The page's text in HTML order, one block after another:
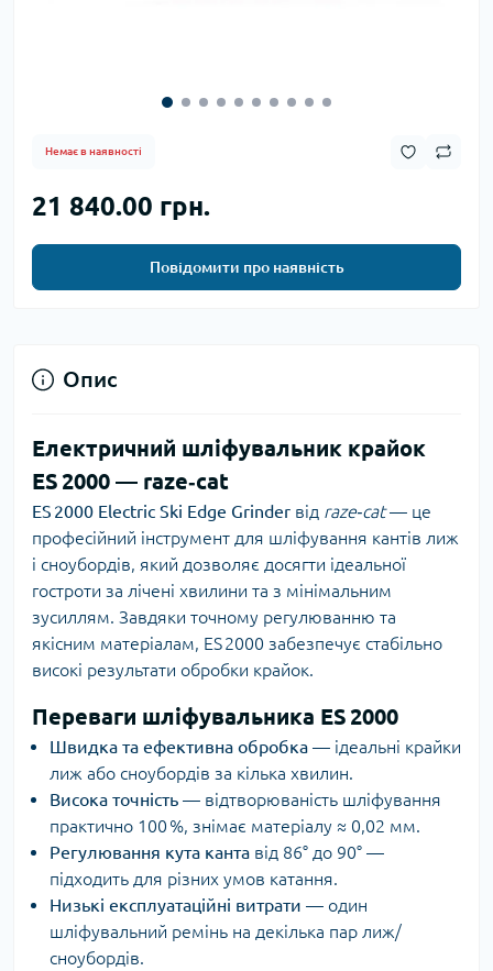
Немає в наявності
21 840.00 грн.
Повідомити про наявність
Опис
Електричний шліфувальник крайок
ES 2000 — raze‑cat
ES 2000 Electric Ski Edge Grinder від raze‑cat— це
професійний інструмент для шліфування кантів лиж
і сноубордів, який дозволяє досягти ідеальної
гостроти за лічені хвилини та з мінімальним
зусиллям. Завдяки точному регулюванню та
якісним матеріалам, ES 2000 забезпечує стабільно
високі результати обробки крайок.
Переваги шліфувальника ES 2000
Швидка та ефективна обробка — ідеальні крайки
лиж або сноубордів за кілька хвилин.
Висока точність — відтворюваність шліфування
практично 100 %, знімає матеріалу ≈ 0,02 мм.
Регулювання кута канта від 86° до 90° —
підходить для різних умов катання.
Низькі експлуатаційні витрати — один
шліфувальний ремінь на декілька пар лиж/
сноубордів.